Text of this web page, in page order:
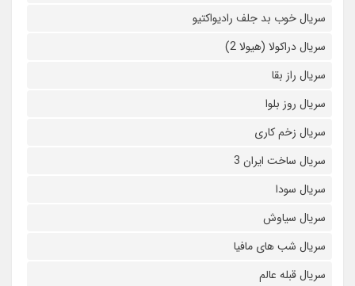
سریال خوب بد جلف رادیواکتیو
سریال دراکولا (هیولا 2)
سریال راز بقا
سریال روز بلوا
سریال زخم کاری
سریال ساخت ایران 3
سریال سودا
سریال سیاوش
سریال شب های مافیا
سریال قبله عالم